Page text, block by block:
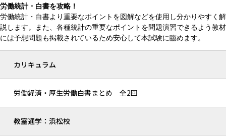
労働統計・白書を攻略！
労働統計・白書より重要なポイントを図解などを使用し分かりやすく解
説します。また、各種統計の重要なポイントを問題演習できるよう教材
には予想問題も掲載されているため安心して本試験に臨めます。
カリキュラム
労働経済・厚生労働白書まとめ 全2回
教室通学：浜松校